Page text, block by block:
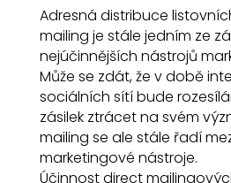
Adresná distribuce
mailing je stále jedním ze
nejúčinnějších nástrojů
Může se zdát, že v době
sociálních sítí bude
zásilek ztrácet na svém
mailing se ale stále řadí
marketingové nástroje.
Účinnost direct